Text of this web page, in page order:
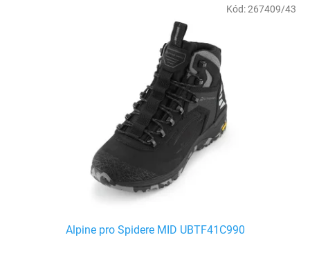
Alpine pro Spidere MID UBTF41C990
Kód:267409/43